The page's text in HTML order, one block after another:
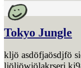
Tokyo Jungle
kljö asdöfjaösdjfö
ljöljöwjölakrserj